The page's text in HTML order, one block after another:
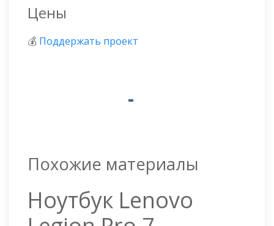
Цены
💰 Поддержать проект
Похожие материалы
Ноутбук Lenovo